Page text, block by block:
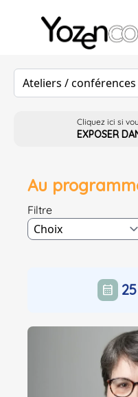
Yozenco -
Cliquez ici si
EXPOSER
Au
Filtre
calendar_month